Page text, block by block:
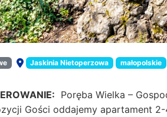
Miejsce:
Jaskinia Nietoperzowa małopolskie
Poręba Wielka –
Gości oddajemy apartament